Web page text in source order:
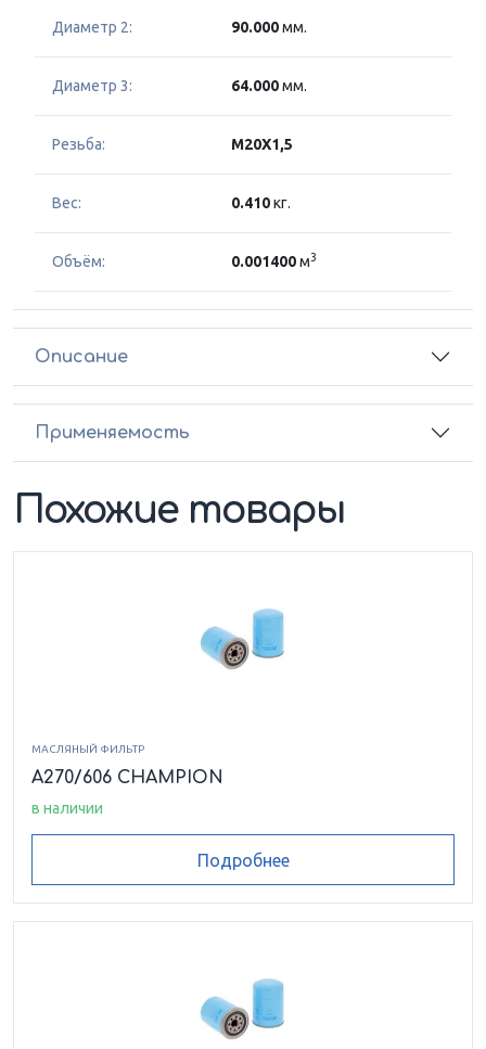
Диаметр 2: 90.000мм.
Диаметр 3: 64.000мм.
Резьба: M20X1,5
Вес: 0.410кг.
Объём: 0.001400м3
Описание
Применяемость
Похожие товары
МАСЛЯНЫЙ ФИЛЬТР
A270/606 CHAMPION
в наличии
Подробнее